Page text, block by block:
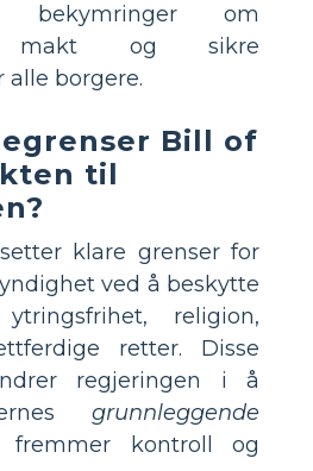
bekymringer om
makt og sikre
borgere.
Bill of
til
klare grenser for
ved å beskytte
religion,
retter. Disse
regjeringen i å
grunnleggende
kontroll og